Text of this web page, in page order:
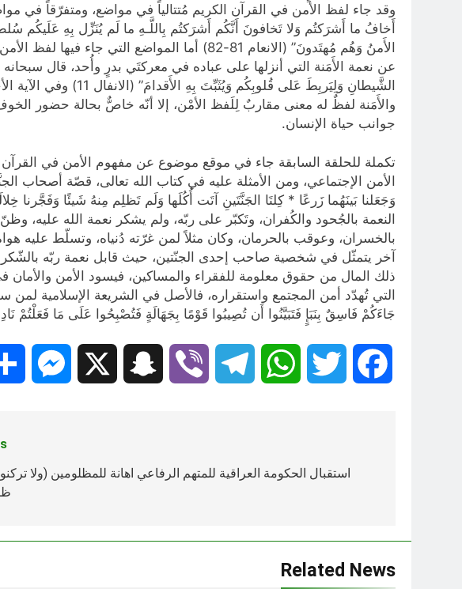
وقد جاء لفظ الأمن في القرآن الكريم مُتتالياً في مواضع، ومتفرّقاً في
أَخافُ ما أَشرَكتُم وَلا تَخافونَ أَنَّكُم أَشرَكتُم بِاللَّـهِ ما لَم يُنَزِّل بِهِ عَلَيكُم
الأَمنُ وَهُم مُهتَدونَ” (الانعام 81-82) أما
عن نعمة الأَمَنة التي أنزلها على عباده في معركتَي بدرٍ وأُحد، قال
والأَمَنة لفظٌ له معنى مقاربٌ لِلَفظ الأمْن، إلا أنّه خاصٌّ بحالة حضور
جوانب حياة الإنسان.
تكملة للحلقة السابقة جاء في موقع موضوع عن مفهوم الأمن في
الأمن الإجتماعي، ومن الأمثلة عليه في كتاب الله تعالى، قصّة أصحاب
النعمة بالجُحود والكُفران، وتَكبّر على ربّه، ولم يشكر نعمة الله عليه،
بالخسران، وعوقب بالحرمان، وكان مثلاً لمن غرّته دُنياه، وتسلّط عليه
آخر يتمثّل في شخصية صاحب إحدى الجنّتين، حيث قابل نعمة ربّه بالشّكر
ذلك المال من حقوق معلومة للفقراء والمساكين، فيسود الأمن والأمان
التي تُهدّد أمن المجتمع واستقراره، فالأصل في الشريعة الإسلامية لمن
جَاءَكُمْ فَاسِقٌ بِنَبَإٍ فَتَبَيَّنُوا أَن تُصِيبُوا قَوْمًا بِجَهَالَةٍ فَتُصْبِحُوا عَلَى مَا فَعَلْتُمْ
Facebook
Twitter
WhatsApp
Telegram
Viber
Snapchat
المقالات
استقبال الحكومة العراقية للمتهم الرفاعي اهانة للمظلومين (ولا
Related News